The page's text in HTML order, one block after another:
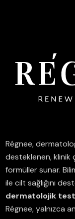
Régnee,
desteklenen, klinik
formüller sunar.
ile cilt sağlığını
dermatolojik
Régnee, yalnızca